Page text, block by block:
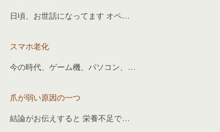
日頃、お世話になってます オペ…
スマホ老化
今の時代、ゲーム機、パソコン、…
爪が弱い原因の一つ
結論がお伝えすると 栄養不足で…